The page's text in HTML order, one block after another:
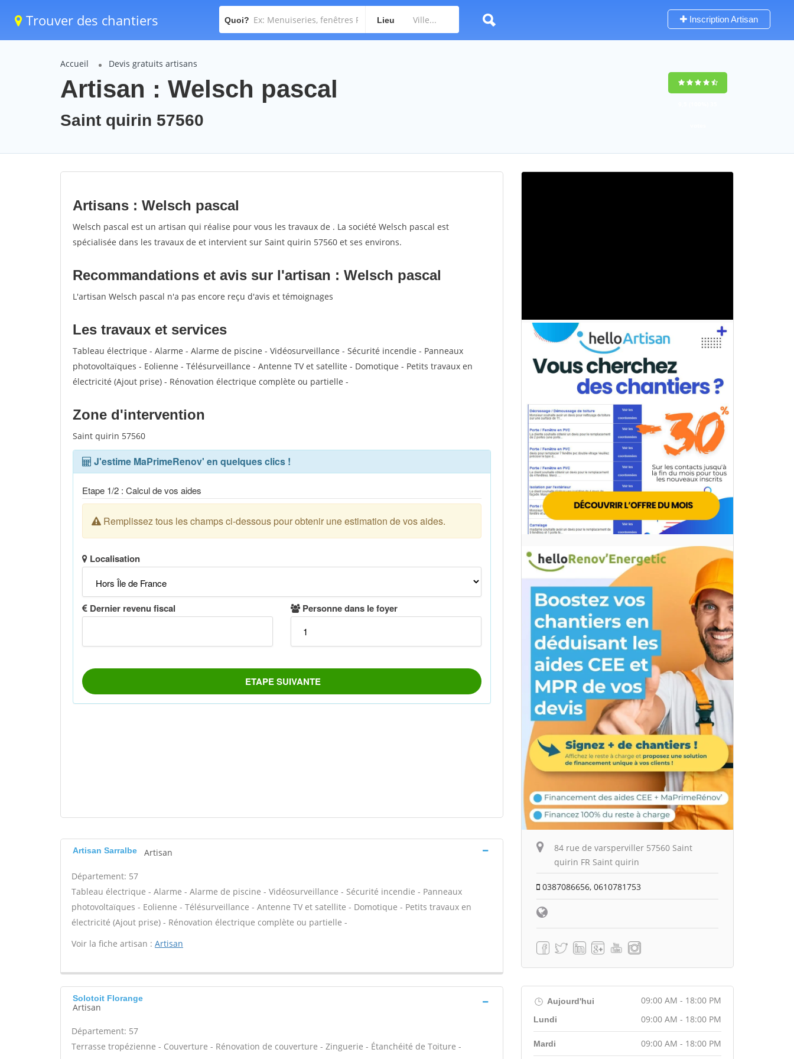
Trouver des chantiers Quoi? Lieu Inscription Artisan
Accueil Devis gratuits artisans
Artisan : Welsch pascal
Saint quirin 57560
Artisans : Welsch pascal
Welsch pascal est un artisan qui réalise pour vous les travaux de . La société Welsch pascal est
spécialisée dans les travaux de et intervient sur Saint quirin 57560 et ses environs.
Recommandations et avis sur l'artisan : Welsch pascal
L'artisan Welsch pascal n'a pas encore reçu d'avis et témoignages
Les travaux et services
Tableau électrique - Alarme - Alarme de piscine - Vidéosurveillance - Sécurité incendie - Panneaux
photovoltaïques - Eolienne - Télésurveillance - Antenne TV et satellite - Domotique - Petits travaux en
électricité (Ajout prise) - Rénovation électrique complète ou partielle -
Zone d'intervention
Saint quirin 57560
Artisan Sarralbe Artisan
Département: 57
Tableau électrique - Alarme - Alarme de piscine - Vidéosurveillance - Sécurité incendie - Panneaux
photovoltaïques - Eolienne - Télésurveillance - Antenne TV et satellite - Domotique - Petits travaux en
électricité (Ajout prise) - Rénovation électrique complète ou partielle -
Voir la fiche artisan : Artisan
Solotoit Florange
Artisan
Département: 57
Terrasse tropézienne - Couverture - Rénovation de couverture - Zinguerie - Étanchéité de Toiture -
84 rue de varsperviller 57560 Saint
quirin FR Saint quirin
0387086656, 0610781753
Aujourd'hui 09:00 AM - 18:00 PM
Lundi 09:00 AM - 18:00 PM
Mardi 09:00 AM - 18:00 PM